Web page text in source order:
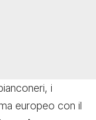
i
europeo con il